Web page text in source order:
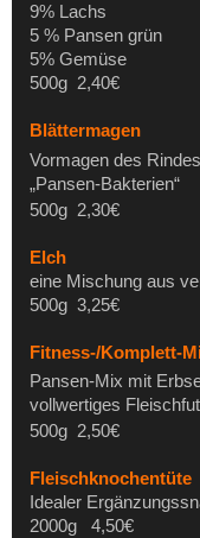
9% Lachs
5 % Pansen grün
5% Gemüse
500g 2,40€
Blättermagen
Vormagen des
„Pansen-Bakterien“
500g 2,30€
Elch
eine Mischung aus
500g 3,25€
Fitness-/Komplett-
Pansen-Mix mit
vollwertiges
500g 2,50€
Fleischknochentüte
Idealer
2000g 4,50€